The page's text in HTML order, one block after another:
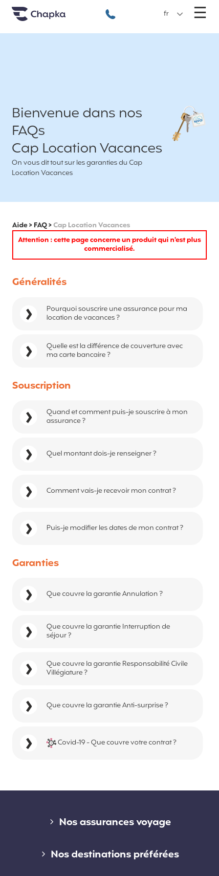
Chapka Assurances Voyages
+33 1 74 85 50 50
fr ☰
Bienvenue dans nos
FAQs
Cap Location Vacances
On vous dit tout sur les garanties du Cap
Location Vacances
Aide> FAQ>Cap Location Vacances
Attention : cette page concerne un produit qui n'est plus
commercialisé.
Généralités
Pourquoi souscrire une assurance pour ma
location de vacances ?
Quelle est la différence de couverture avec
ma carte bancaire ?
Souscription
Quand et comment puis-je souscrire à mon
assurance ?
Quel montant dois-je renseigner ?
Comment vais-je recevoir mon contrat ?
Puis-je modifier les dates de mon contrat ?
Garanties
Que couvre la garantie Annulation ?
Que couvre la garantie Interruption de
séjour ?
Que couvre la garantie Responsabilité Civile
Villégiature ?
Que couvre la garantie Anti-surprise ?
Covid-19 - Que couvre votre contrat ?
Nos assurances voyage
Assurance voyage courte durée
Nos destinations préférées